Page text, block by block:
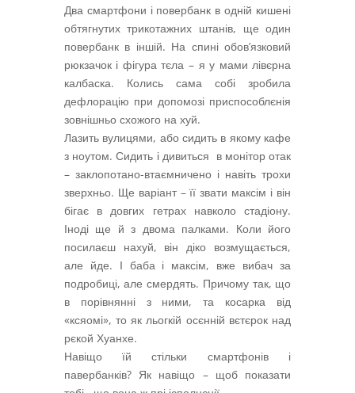
Два смартфони і повербанк в одній кишені
обтягнутих трикотажних штанів, ще один
повербанк в іншій. На спині обов’язковий
рюкзачок і фігура тєла – я у мами лівєрна
калбаска. Колись сама собі зробила
дефлорацію при допомозі приспособлєнія
зовнішньо схожого на хуй.
Лазить вулицями, або сидить в якому кафе
з ноутом. Сидить і дивиться в монітор отак
– заклопотано-втаємничено і навіть трохи
зверхньо. Ще варіант – її звати максім і він
бігає в довгих гетрах навколо стадіону.
Іноді ще й з двома палками. Коли його
посилаєш нахуй, він діко возмущається,
але йде. І баба і максім, вже вибач за
подробиці, але смердять. Причому так, що
в порівнянні з ними, та косарка від
«ксяомі», то як льогкій осєнній вєтєрок над
рєкой Хуанхе.
Навіщо їй стільки смартфонів і
павербанків? Як навіщо – щоб показати